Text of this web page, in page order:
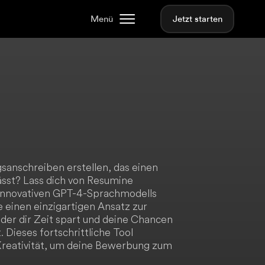
Menü Jetzt starten
erstellen, das einen
Lass dich von Resumine
GPT-4-Sprachmodells
einen einzigartigen Ansatz zur
dir Zeit spart und deine Chancen
Dieses fortschrittliche Tool
um deine Bewerbung zum